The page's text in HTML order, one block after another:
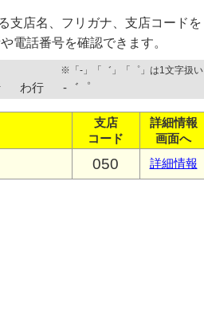
支店名、フリガナ、支店コードを
電話番号を確認できます。
※「-」「゛」「゜」は1文字扱い
わ行 -゛゜
支店
コード
詳細情報
画面へ
050 詳細情報